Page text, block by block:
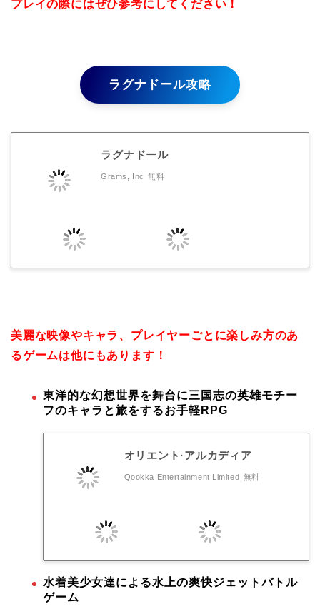
プレイの際にはぜひ参考にしてください！
ラグナドール攻略
ラグナドール
Grams, Inc 無料
美麗な映像やキャラ、プレイヤーごとに楽しみ方のあ
るゲームは他にもあります！
東洋的な幻想世界を舞台に三国志の英雄モチー
フのキャラと旅をするお手軽RPG
オリエント·アルカディア
Qookka Entertainment Limited 無料
水着美少女達による水上の爽快ジェットバトル
ゲーム